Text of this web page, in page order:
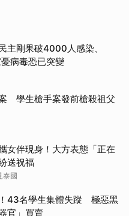
主剛果破4000人感染、
病毒恐已突變
學生槍手案發前槍殺祖父
女伴現身！大方表態「正在
送祝福
泰國
43名學生集體失蹤 極惡黑
官」買賣